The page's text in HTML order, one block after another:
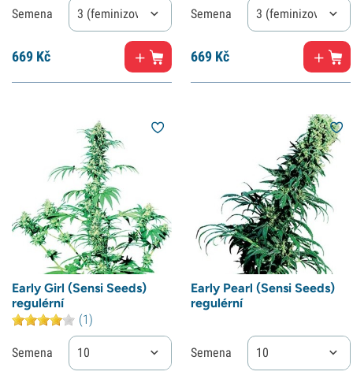
Semena 3 (feminizované)
669 Kč
Semena 3 (feminizované)
669 Kč
Early Girl (Sensi Seeds)
regulérní
(1)
Semena 10
Early Pearl (Sensi Seeds)
regulérní
Semena 10